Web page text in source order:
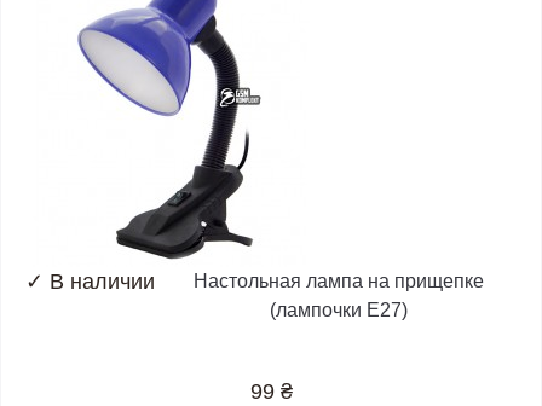
✓ В наличии
Настольная лампа на прищепке
(лампочки E27)
99 ₴